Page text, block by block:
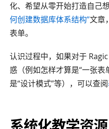
化、希望从零开始打造自己
何创建数据库体系结构”文章
表单。
认识过程中，如果对于
惑（例如怎样才算是“一张表
是“设计模式”等），可以查阅